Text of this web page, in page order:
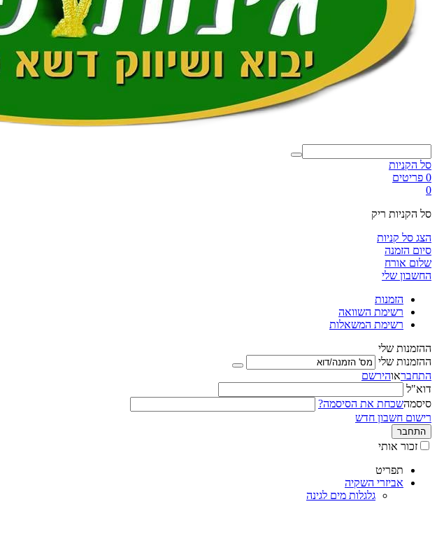
סל הקניות
0 פריטים
0
סל הקניות ריק
הצג סל קניות
סיום הזמנה
שלום אורח
החשבון שלי
הזמנות
רשימת השוואה
רשימת המשאלות
ההזמנות שלי
ההזמנות שלי
התחבראוהירשם
דוא"ל
סיסמהשכחת את הסיסמה?
רישום חשבון חדש
התחבר
זכור אותי
תפריט
אביזרי השקיה
גלגלות מים לגינה